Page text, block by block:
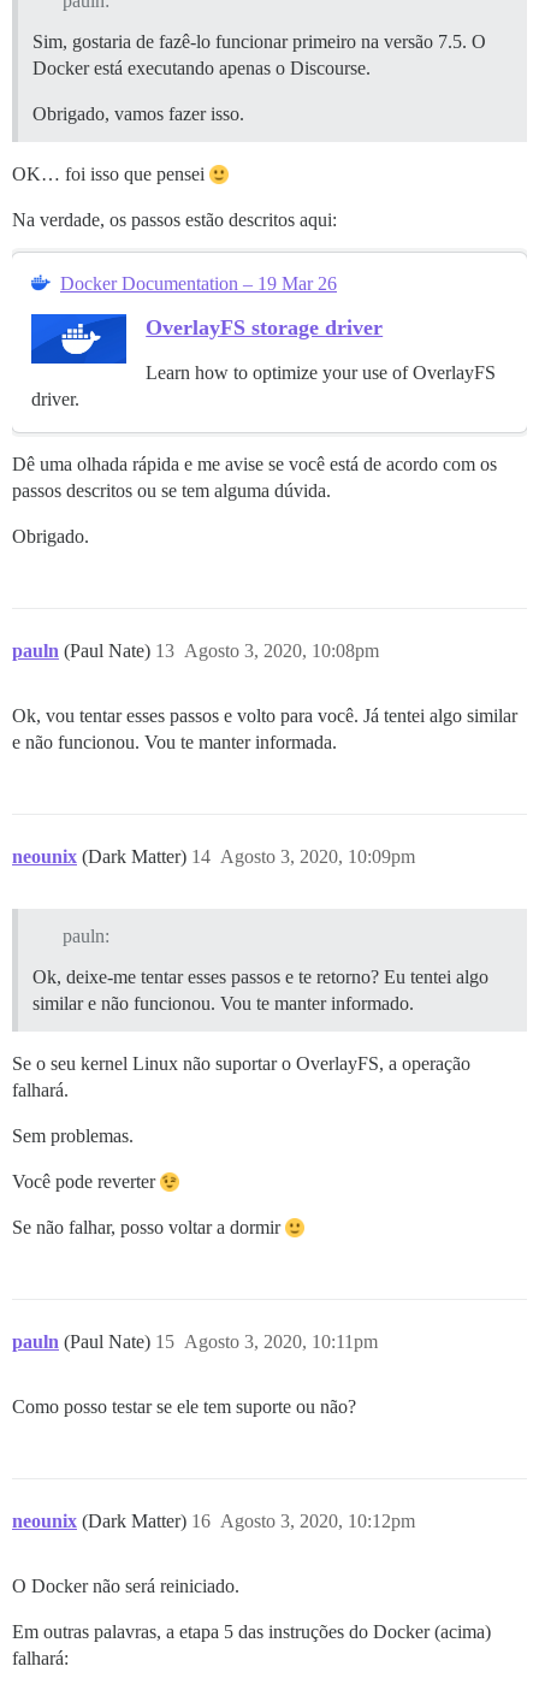
Sim, gostaria de fazê-lo funcionar primeiro na versão 7.5. O
Docker está executando apenas o Discourse.
Obrigado, vamos fazer isso.
OK… foi isso que pensei
Na verdade, os passos estão descritos aqui:
Docker Documentation – 19 Mar 26
OverlayFS storage driver
Learn how to optimize your use of OverlayFS
driver.
Dê uma olhada rápida e me avise se você está de acordo com os
passos descritos ou se tem alguma dúvida.
Obrigado.
pauln (Paul Nate) Agosto 3, 2020, 10:08pm
13
Ok, vou tentar esses passos e volto para você. Já tentei algo similar
e não funcionou. Vou te manter informada.
neounix (Dark Matter) Agosto 3, 2020, 10:09pm
14
pauln:
Ok, deixe-me tentar esses passos e te retorno? Eu tentei algo
similar e não funcionou. Vou te manter informado.
Se o seu kernel Linux não suportar o OverlayFS, a operação
falhará.
Sem problemas.
Você pode reverter
Se não falhar, posso voltar a dormir
pauln (Paul Nate) Agosto 3, 2020, 10:11pm
15
Como posso testar se ele tem suporte ou não?
neounix (Dark Matter) Agosto 3, 2020, 10:12pm
16
O Docker não será reiniciado.
Em outras palavras, a etapa 5 das instruções do Docker (acima)
falhará: